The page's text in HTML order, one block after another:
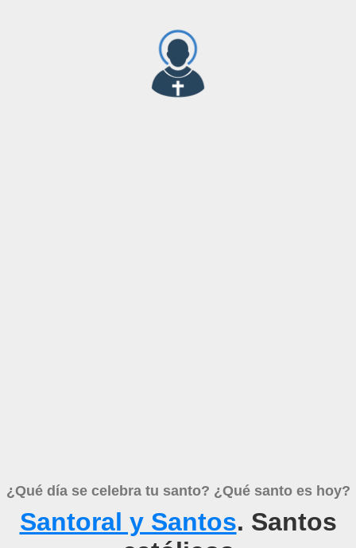
¿Qué día se celebra tu santo? ¿Qué santo es hoy?
Santoral y Santos. Santos